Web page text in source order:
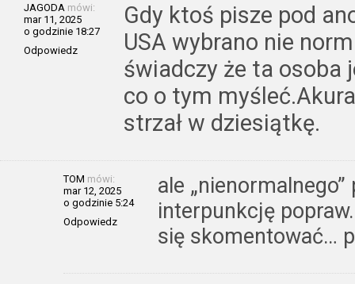
JAGODA mówi:
mar 11, 2025
o godzinie 18:27
Odpowiedz
Gdy ktoś pisze pod
USA wybrano nie
świadczy że ta osoba
co o tym
strzał w dziesiątkę.
TOM mówi:
mar 12, 2025
o godzinie 5:24
Odpowiedz
ale
interpunkcję
się skomentować…